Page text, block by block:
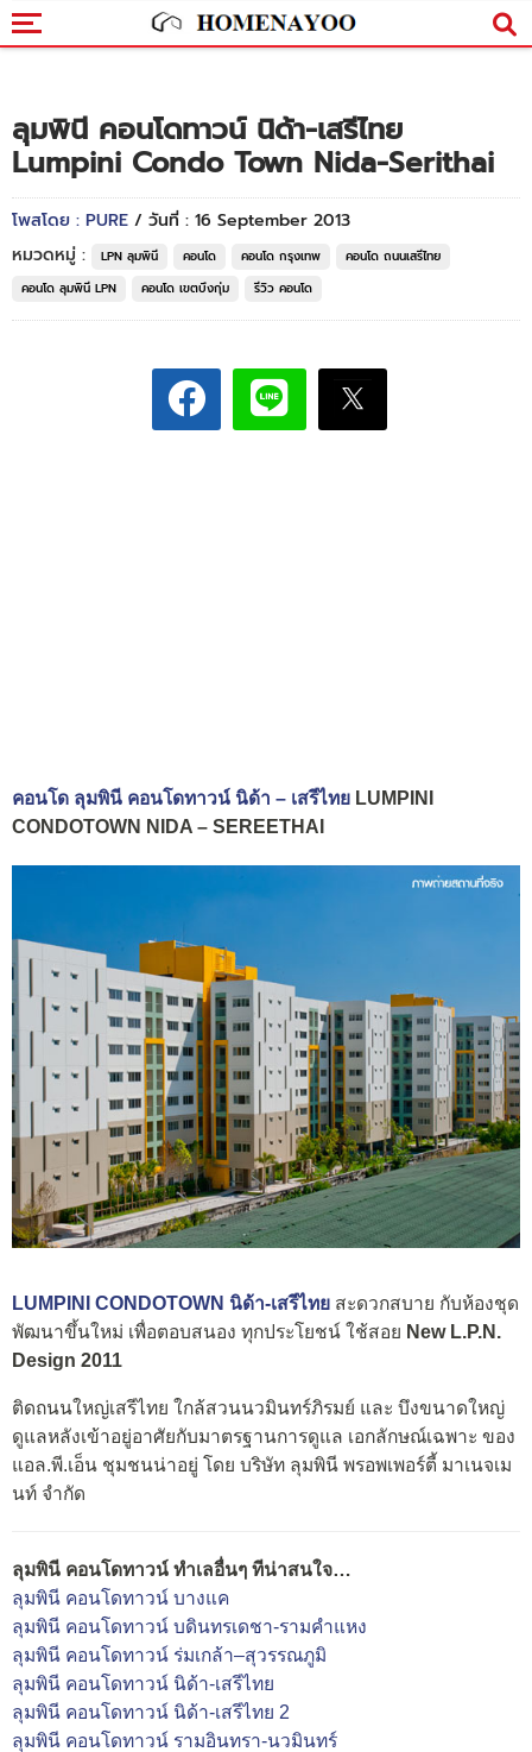
ลุมพินี คอนโดทาวน์ นิด้า-เสรีไทย
Lumpini Condo Town Nida-Serithai
โพสโดย : PURE / วันที่ : 16 September 2013
หมวดหมู่ :
LPN ลุมพินี คอนโด คอนโด กรุงเทพ
คอนโด ถนนเสรีไทย
คอนโด ลุมพินี LPN
คอนโด เขตบึงกุ่ม รีวิว คอนโด
คอนโด ลุมพินี คอนโดทาวน์ นิด้า – เสรีไทย LUMPINI
CONDOTOWN NIDA – SEREETHAI
LUMPINI CONDOTOWN นิด้า-เสรีไทย สะดวกสบาย กับห้องชุด
พัฒนาขึ้นใหม่ เพื่อตอบสนอง ทุกประโยชน์ ใช้สอย New L.P.N.
Design 2011
ติดถนนใหญ่เสรีไทย ใกล้สวนนวมินทร์ภิรมย์ และ บึงขนาดใหญ่
ดูแลหลังเข้าอยู่อาศัยกับมาตรฐานการดูแล เอกลักษณ์เฉพาะ ของ
แอล.พี.เอ็น ชุมชนน่าอยู่ โดย บริษัท ลุมพินี พรอพเพอร์ตี้ มาเนจเม
นท์ จำกัด
ลุมพินี คอนโดทาวน์ ทำเลอื่นๆ ทีน่าสนใจ…
ลุมพินี คอนโดทาวน์ บางแค
ลุมพินี คอนโดทาวน์ บดินทรเดชา-รามคำแหง
ลุมพินี คอนโดทาวน์ ร่มเกล้า–สุวรรณภูมิ
ลุมพินี คอนโดทาวน์ นิด้า-เสรีไทย
ลุมพินี คอนโดทาวน์ นิด้า-เสรีไทย 2
ลุมพินี คอนโดทาวน์ รามอินทรา-นวมินทร์